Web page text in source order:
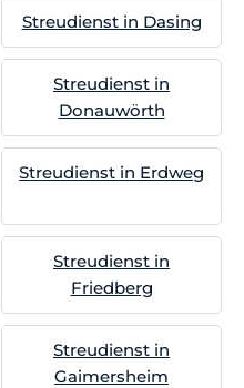
Streudienst in Dasing
Streudienst in
Donauwörth
Streudienst in Erdweg
Streudienst in
Friedberg
Streudienst in
Gaimersheim